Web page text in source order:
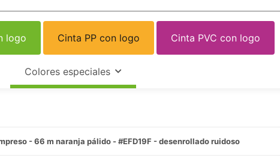
logo Cinta PP con logo Cinta PVC con logo
Colores especiales
- 66 m naranja pálido - #EFD19F - desenrollado ruidoso